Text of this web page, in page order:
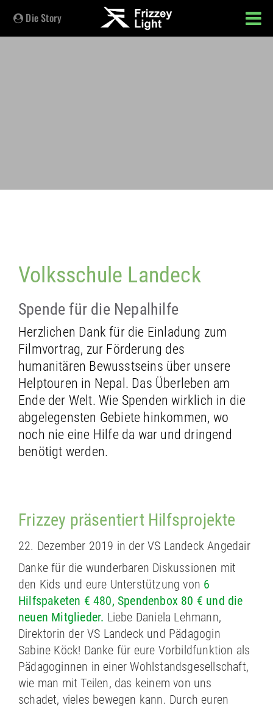
Die Story
Volksschule Landeck
Spende für die Nepalhilfe
Herzlichen Dank für die Einladung zum
Filmvortrag, zur Förderung des
humanitären Bewusstseins über unsere
Helptouren in Nepal. Das Überleben am
Ende der Welt. Wie Spenden wirklich in die
abgelegensten Gebiete hinkommen, wo
noch nie eine Hilfe da war und dringend
benötigt werden.
Frizzey präsentiert Hilfsprojekte
22. Dezember 2019 in der VS Landeck Angedair
Danke für die wunderbaren Diskussionen mit
den Kids und eure Unterstützung von 6
Hilfspaketen € 480, Spendenbox 80 € und die
neuen Mitglieder. Liebe Daniela Lehmann,
Direktorin der VS Landeck und Pädagogin
Sabine Köck! Danke für eure Vorbildfunktion als
Pädagoginnen in einer Wohlstandsgesellschaft,
wie man mit Teilen, das keinem von uns
schadet, vieles bewegen kann. Durch euren